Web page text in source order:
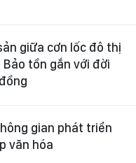
giữa cơn lốc đô thị
Bảo tồn gắn với đời
gian phát triển
văn hóa